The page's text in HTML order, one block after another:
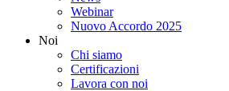
Webinar
Nuovo Accordo 2025
Noi
Chi siamo
Certificazioni
Lavora con noi